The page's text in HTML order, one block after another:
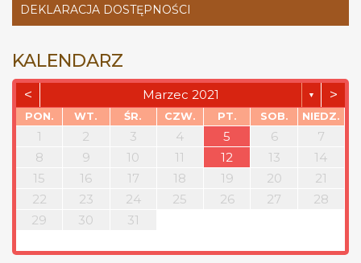
DEKLARACJA DOSTĘPNOŚCI
KALENDARZ
< Marzec 2021 ▼ >
PON. WT. ŚR. CZW. PT. SOB. NIEDZ.
1 2 3 4 5 6
7
8
9 10 11 12 13
14
15
16 17 18 19 20
21
22
23 24 25 26 27
28
29
30 31